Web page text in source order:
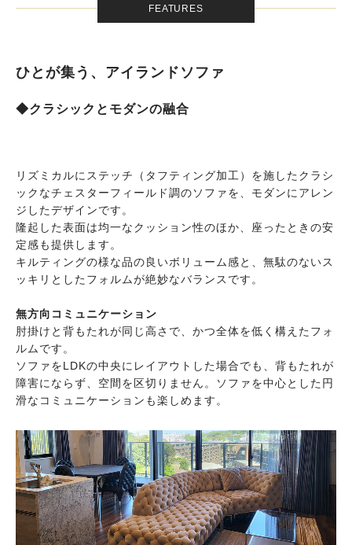
FEATURES
ひとが集う、アイランドソファ
◆クラシックとモダンの融合
リズミカルにステッチ（タフティング加工）を施したクラシ
ックなチェスターフィールド調のソファを、モダンにアレン
ジしたデザインです。
隆起した表面は均一なクッション性のほか、座ったときの安
定感も提供します。
キルティングの様な品の良いボリューム感と、無駄のないス
ッキリとしたフォルムが絶妙なバランスです。
無方向コミュニケーション
肘掛けと背もたれが同じ高さで、かつ全体を低く構えたフォ
ルムです。
ソファをLDKの中央にレイアウトした場合でも、背もたれが
障害にならず、空間を区切りません。ソファを中心とした円
滑なコミュニケーションも楽しめます。